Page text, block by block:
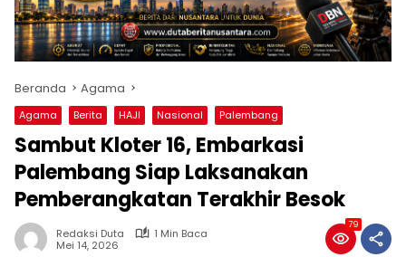
Beranda Agama
Agama Berita HAJI Nasional Palembang
Sambut Kloter 16, Embarkasi
Palembang Siap Laksanakan
Pemberangkatan Terakhir Besok
Redaksi Duta
1 Min Baca
Mei 14, 2026
79